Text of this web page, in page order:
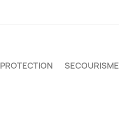
PROTECTION SECOURISME